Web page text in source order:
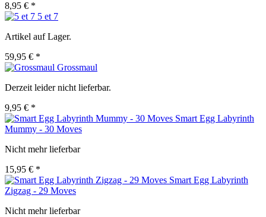
8,95 € *
5 et 7
Artikel auf Lager.
59,95 € *
Grossmaul
Derzeit leider nicht lieferbar.
9,95 € *
Smart Egg Labyrinth
Mummy - 30 Moves
Nicht mehr lieferbar
15,95 € *
Smart Egg Labyrinth
Zigzag - 29 Moves
Nicht mehr lieferbar